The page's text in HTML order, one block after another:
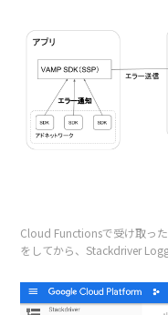
Cloud Functionsで受け取っ
をしてから、Stackdriver